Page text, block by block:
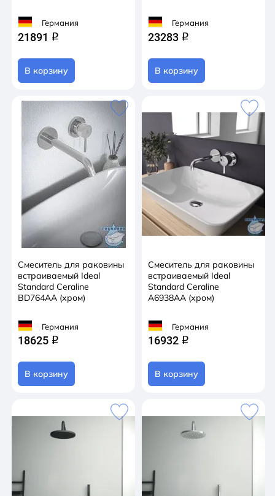
Германия
21891 q
В корзину
Германия
23283 q
В корзину
Смеситель для раковины
встраиваемый Ideal
Standard Ceraline
BD764AA (хром)
Германия
18625 q
В корзину
Смеситель для раковины
встраиваемый Ideal
Standard Ceraline
A6938AA (хром)
Германия
16932 q
В корзину